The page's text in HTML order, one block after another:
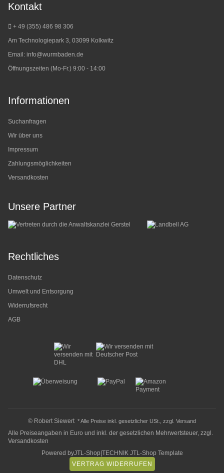
Kontakt
+ 49 (355) 486 98 306
Am Technologiepark 3, 03099 Kolkwitz
Email: info@wurmbaden.de
Öffnungszeiten (Mo-Fr.) 9:00 - 14:00
Informationen
Suchanfragen
Wir über uns
Impressum
Zahlungsmöglichkeiten
Versandkosten
Unsere Partner
Rechtliches
Datenschutz
Umwelt und Entsorgung
Widerrufsrecht
AGB
© Robert Siewert* Alle Preise inkl. gesetzlicher USt., zzgl. Versand
Alle Preiseangaben in Euro und inkl. der gesetzlichen Mehrwertsteuer, zzgl.
Versandkosten
Powered byJTL-Shop TECHNIK JTL-Shop Template
VERTRAG WIDERRUFEN